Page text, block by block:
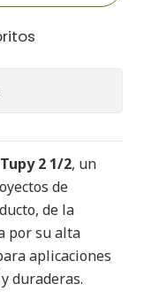
2 1/2, un
de
de la
por su alta
aplicaciones
duraderas.